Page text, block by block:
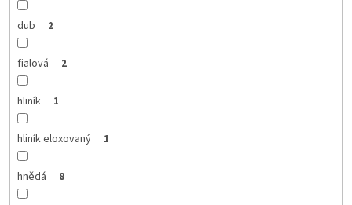
dub 2
fialová 2
hliník 1
hliník eloxovaný 1
hnědá 8